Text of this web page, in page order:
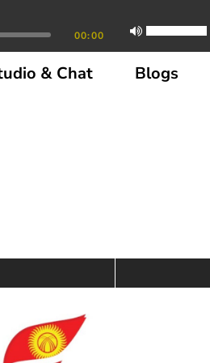
00:00
& Chat Blogs